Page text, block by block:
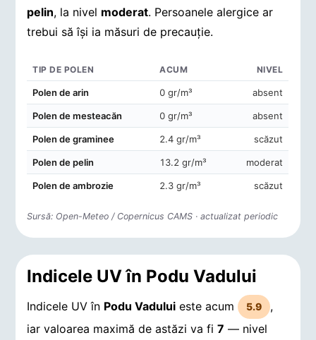
pelin, la nivel moderat. Persoanele alergice ar
trebui să își ia măsuri de precauție.
Concentrații de polen în aerul din Podu Vadului
TIP DE POLEN ACUM NIVEL
Polen de arin 0 gr/m³ absent
Polen de mesteacăn 0 gr/m³ absent
Polen de graminee 2.4 gr/m³ scăzut
Polen de pelin 13.2 gr/m³ moderat
Polen de ambrozie 2.3 gr/m³ scăzut
Sursă: Open-Meteo / Copernicus CAMS · actualizat periodic
Indicele UV în Podu Vadului
Indicele UV în Podu Vadului este acum 5.9
,
iar valoarea maximă de astăzi va fi7 — nivel